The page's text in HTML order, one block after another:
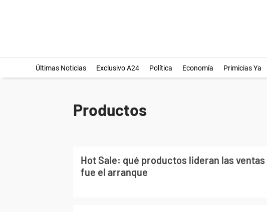
Últimas Noticias Exclusivo A24 Política Economía Primicias Ya
Productos
Hot Sale: qué productos lideran las
fue el arranque